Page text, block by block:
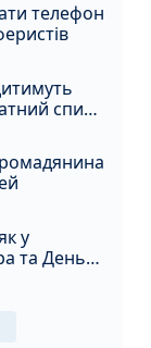
телефон
спирт
у
та День